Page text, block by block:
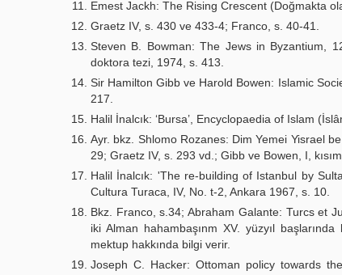
Emest Jackh: The Rising Crescent (Doğmakta
Graetz IV, s. 430 ve 433-4; Franco, s. 40-41.
Steven B. Bowman: The Jews in Byzantium,
doktora tezi, 1974, s. 413.
Sir Hamilton Gibb ve Harold Bowen: Islamic
217.
Halil İnalcık: ‘Bursa’, Encyclopaedia of Islam
Ayr. bkz. Shlomo Rozanes: Dim Yemei Yisrael
29; Graetz IV, s. 293 vd.; Gibb ve Bowen, I,
Halil İnalcık: 'The re-building of Istanbul by
Cultura Turaca, IV, No. t-2, Ankara 1967, s. 10.
Bkz. Franco, s.34; Abraham Galante: Turcs et
iki Alman hahambaşınm XV. yüzyıl
mektup hakkında bilgi verir.
Joseph C. Hacker: Ottoman policy towards